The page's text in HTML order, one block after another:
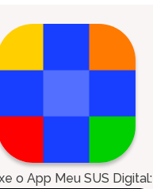
o App Meu SUS Digital: